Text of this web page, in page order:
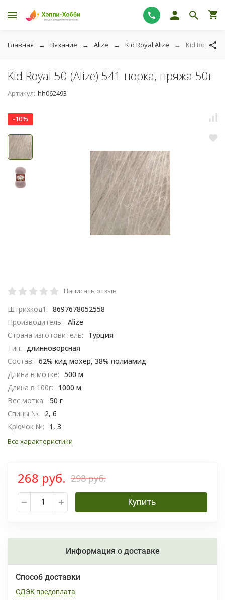
Главная Вязание Alize Kid Royal Alize Kid Royal
Kid Royal 50 (Alize) 541 норка, пряжа 50г
Артикул: hh062493
-10%
Написать отзыв
Штрихкод1: 8697678052558
Производитель: Alize
Страна изготовитель:
Турция
Тип: длинноворсная
Состав: 62% кид мохер, 38% полиамид
Длина в мотке: 500 м
Длина в 100г:
1000 м
Вес мотка: 50 г
Спицы №:
2, 6
Крючок №:
1, 3
Все характеристики
268 руб. 298 руб.
Купить
Информация о доставке
Способ доставки
СДЭК предоплата